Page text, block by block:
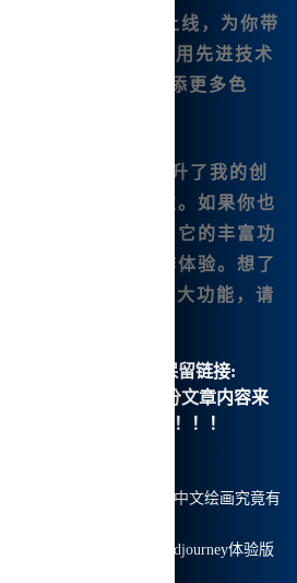
AI视频Luma重磅上线，为你带
频👍制作体验。采用先进技术
将为|你的创作增添更多色
中文绘画
不仅提升了我的创
更多的创作可能性。如果你也
妨试试这个工具，它的丰富功
来全新的艺术创作体验。想了
中文版的强大功能，请
能】原创，转载请保留链接:
show/4922.html，部分文章内容来
我们删除处理。谢谢！！！
解版免费使用的秘密：Mj中文绘画究竟有
如何免费使用？了解Midjourney体验版